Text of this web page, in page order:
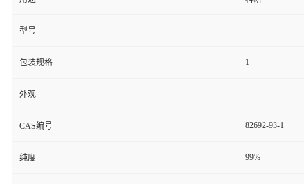
型号
包装规格 1
外观
CAS编号 82692-93-1
纯度 99%